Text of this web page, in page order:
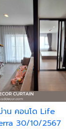
าน คอนโด Life
30/10/2567